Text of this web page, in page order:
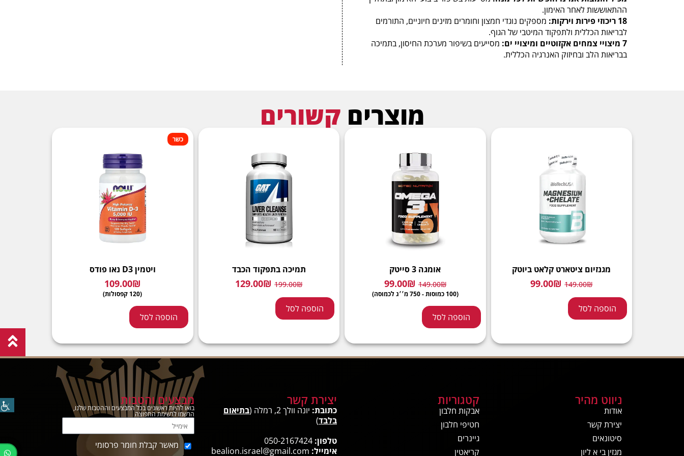
תערובת Viri לגברים
תערובת אנזימים
חומצה אלפא ליפואית
ליקופן
500 מק"ג
ונדיום (בצורת ונדיום ציטראט)
ההתאוששות לאחר האימון.
18 ריכוזי פירות וירקות:
מספקים נוגדי חמצון וחומרים מזינים חיוניים, התורמים
לבריאות הכללית ולתפקוד המיטבי של הגוף.
7 מיצויי צמחים אקזוטיים ומיצויי ים:
מסייעים בשיפור מערכת החיסון, בתמיכה
בבריאות הלב ובחיזוק האנרגיה הכללית.
מוצרים קשורים
מגנזיום ציטארט קלאט ביוטק
149.00₪
99.00₪
הוספה לסל
אומגה 3 סייטק
149.00₪
99.00₪
(100 כמוסות - 750 מ׳׳ג לכמוסה)
הוספה לסל
תמיכה בתפקוד הכבד
199.00₪
129.00₪
הוספה לסל
כשר
ויטמין D3 נאו פודס
109.00₪
(120 קפסולות)
הוספה לסל
ניווט מהיר
אודות
יצירת קשר
סיטונאים
מגזין בי א ליון
קטגוריות
אבקות חלבון
חטיפי חלבון
גיינרים
קריאטין
יצירת קשר
כתובת: יונה וולך 2, רמלה (
בתיאום
בלבד)
טלפון: 050-2167424
אימייל: bealion.israel@gmail.com
מבצעים והטבות
בואו להיות ראשונים בכל המבצעים וההטבות שלנו,
הרשמו לרשימת התפוצה
מאשר קבלת חומר פרסומי